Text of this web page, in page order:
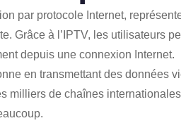
par protocole Internet,
Grâce à l’IPTV, les utilisateurs
depuis une connexion Internet.
en transmettant des données
milliers de chaînes